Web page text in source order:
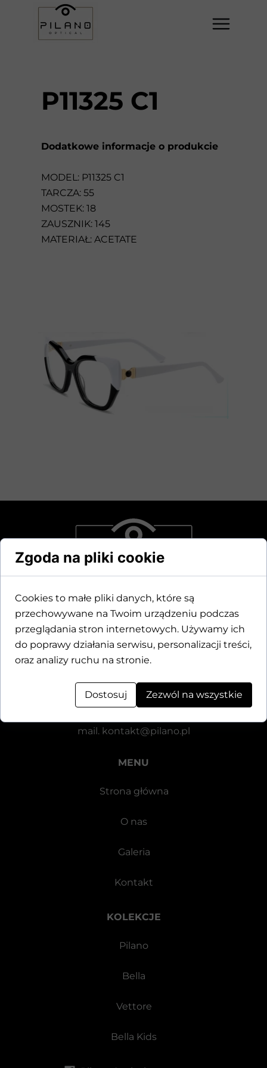
Dodatkowe informacje o produkcie
MODEL: P11325 C1
TARCZA: 55
MOSTEK: 18
ZAUSZNIK: 145
MATERIAŁ: ACETATE
P11325 C1
KOLEKCJE
Pilano
Bella
Vettore
Bella Kids
MENU
Strona główna
O nas
Galeria
Kontakt
Dane kontaktowe
Motylewska 24
tel.+48 571 521 126
mail. kontakt@pilano.pl
Zgoda na pliki cookie
Cookies to małe pliki danych, które są
przechowywane na Twoim urządzeniu podczas
przeglądania stron internetowych. Używamy ich
do poprawy działania serwisu, personalizacji treści,
oraz analizy ruchu na stronie.
Dostosuj Zezwól na wszystkie